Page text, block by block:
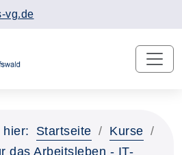
vg.de
hier: Startseite
Kurse
das Arbeitsleben - IT-